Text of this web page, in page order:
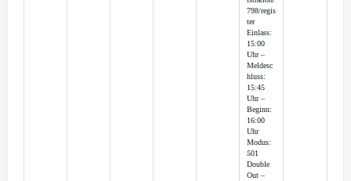
798/regis
ter
Einlass:
15:00
Uhr –
Meldesc
hluss:
15:45
Uhr –
Beginn:
16:00
Uhr
Modus:
501
Double
Out –